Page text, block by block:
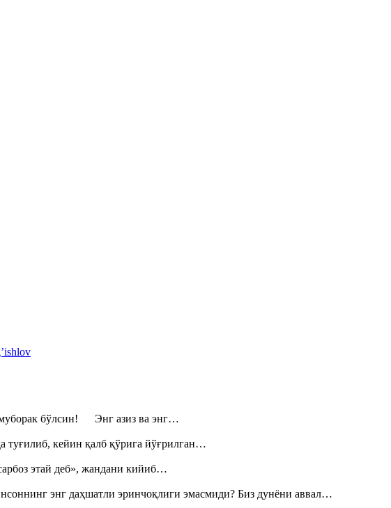
муборак бўлсин! Энг азиз ва энг…
кейин қалб қўрига йўғрилган…
этай деб», жандани кийиб…
энг даҳшатли эринчоқлиги эмасмиди? Биз дунёни аввал…